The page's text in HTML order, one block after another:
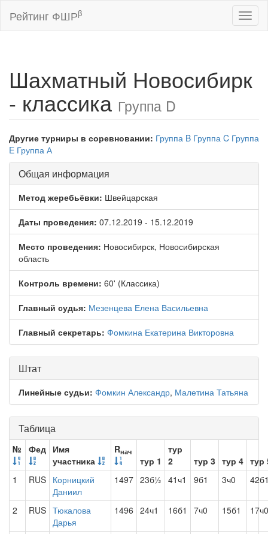
Рейтинг ФШРβ
Шахматный Новосибирк
- классика Группа D
Другие турниры в соревновании: Группа B Группа C Группа
E Группа А
Общая информация
Метод жеребьёвки: Швейцарская
Даты проведения: 07.12.2019 - 15.12.2019
Место проведения: Новосибирск, Новосибирская
область
Контроль времени: 60' (Классика)
Главный судья: Мезенцева Елена Васильевна
Главный секретарь: Фомкина Екатерина Викторовна
Штат
Линейные судьи: Фомкин Александр, Малетина Татьяна
Таблица
№ Фед Имя
участника
Rнач
тур 1
тур
2
тур 3 тур 4 тур
1
RUS Корницкий
Даниил
1497 23б½ 41ч1 9б1 3ч0
2 RUS Тюкалова
Дарья
1496 24ч1 16б1 7ч0 15б1 17ч0